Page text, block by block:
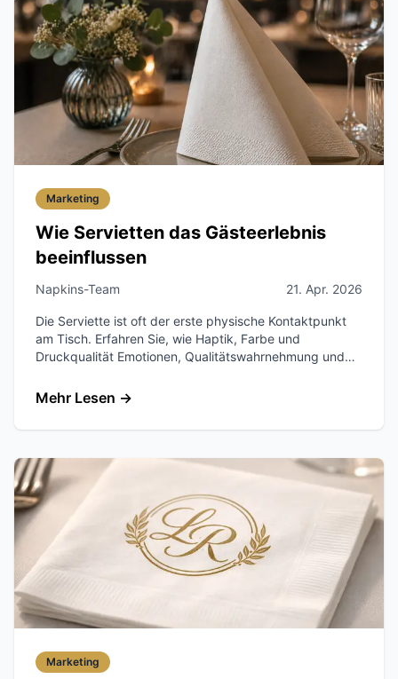
Marketing
Wie Servietten das Gästeerlebnis
beeinflussen
Napkins-Team 21. Apr. 2026
Die Serviette ist oft der erste physische Kontaktpunkt
am Tisch. Erfahren Sie, wie Haptik, Farbe und
Druckqualität Emotionen, Qualitätswahrnehmung und
Mehr Lesen →
Marketing